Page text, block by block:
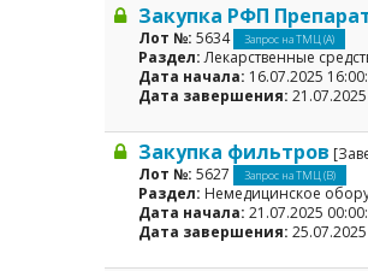
Закупка РФП
Лот №: 5634 Запрос на ТМЦ (А)
Раздел:Лекарственные
Дата начала: 16.07.2025
Дата завершения:
Закупка фильтров
Лот №: 5627 Запрос на ТМЦ (В)
Раздел: Немедицинское
Дата начала: 21.07.2025
Дата завершения: